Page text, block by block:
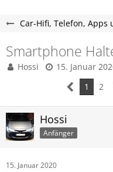
Car-Hifi, Telefon, Apps
Smartphone
Hossi
15. Januar
1
2
Hossi
Anfänger
15. Januar 2020